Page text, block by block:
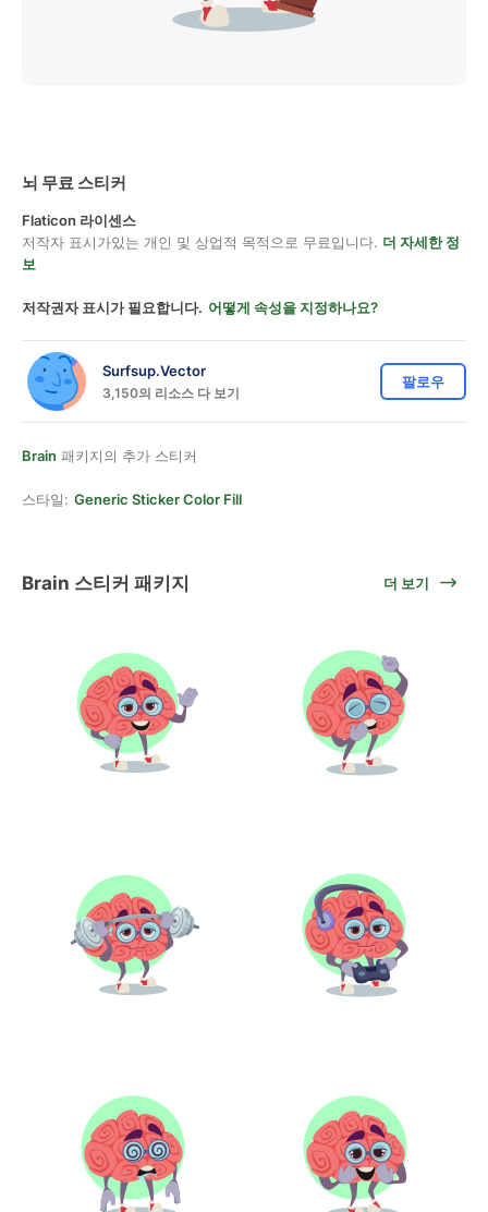
뇌 무료 스티커
Flaticon 라이센스
저작자 표시가있는 개인 및 상업적 목적으로 무료입니다. 더 자세한 정
보
저작권자 표시가 필요합니다. 어떻게 속성을 지정하나요?
Surfsup.Vector
3,150의 리소스 다 보기
팔로우
Brain 패키지의 추가 스티커
스타일: Generic Sticker Color Fill
Brain 스티커 패키지 더 보기